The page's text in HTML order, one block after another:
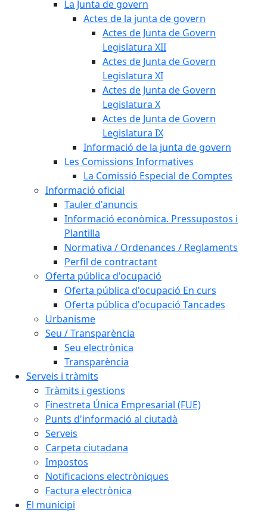
La Junta de govern
Actes de la junta de govern
Actes de Junta de Govern
Legislatura XII
Actes de Junta de Govern
Legislatura XI
Actes de Junta de Govern
Legislatura X
Actes de Junta de Govern
Legislatura IX
Informació de la junta de govern
Les Comissions Informatives
La Comissió Especial de Comptes
Informació oficial
Tauler d'anuncis
Informació econòmica. Pressupostos i
Plantilla
Normativa / Ordenances / Reglaments
Perfil de contractant
Oferta pública d'ocupació
Oferta pública d'ocupació En curs
Oferta pública d'ocupació Tancades
Urbanisme
Seu / Transparència
Seu electrònica
Transparència
Serveis i tràmits
Tràmits i gestions
Finestreta Única Empresarial (FUE)
Punts d'informació al ciutadà
Serveis
Carpeta ciutadana
Impostos
Notificacions electròniques
Factura electrònica
El municipi